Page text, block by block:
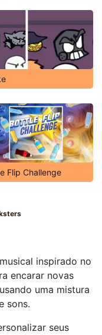
Flip Challenge
inspirado no
encarar novas
uma mistura
sons.
seus